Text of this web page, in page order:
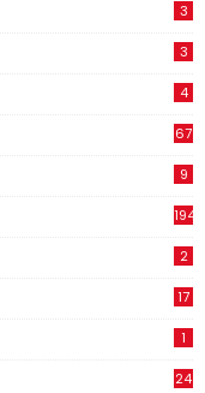
3
3
4
67
9
194
2
17
1
24